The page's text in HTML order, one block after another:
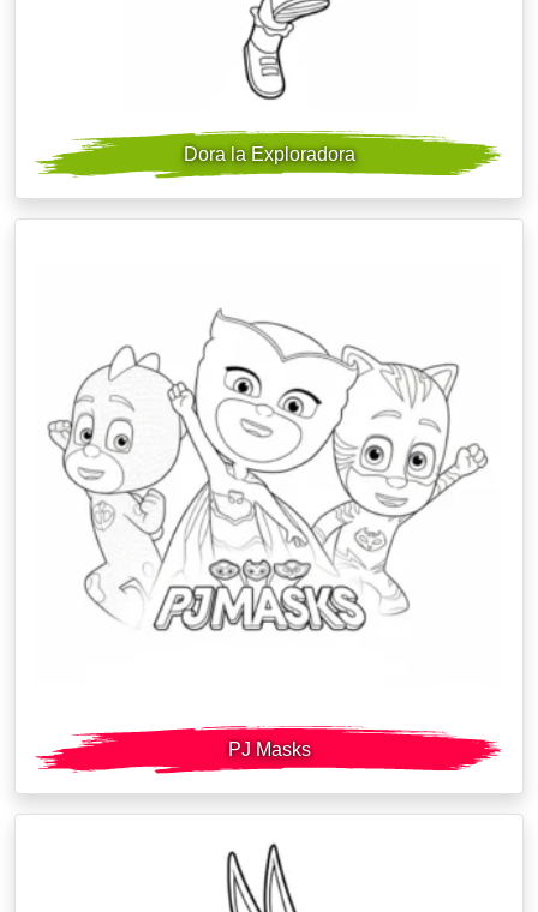
Dora la Exploradora
PJ Masks